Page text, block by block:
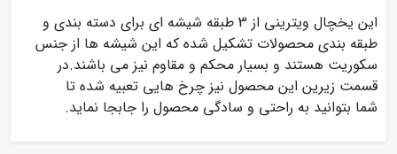
این یخچال ویترینی از 3 طبقه شیشه ای برای دسته بندی و
طبقه بندی محصولات تشکیل شده که این شیشه ها از جنس
سکوریت هستند و بسیار محکم و مقاوم نیز می باشند.در
قسمت زیرین این محصول نیز چرخ هایی تعبیه شده تا
شما بتوانید به راحتی و سادگی محصول را جابجا نماید.